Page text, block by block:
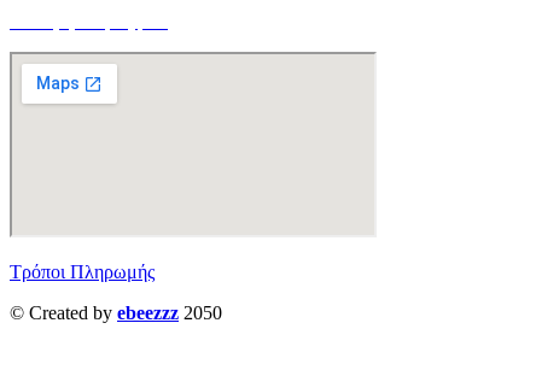
Τρόποι Πληρωμής
© Created by ebeezzz 2050